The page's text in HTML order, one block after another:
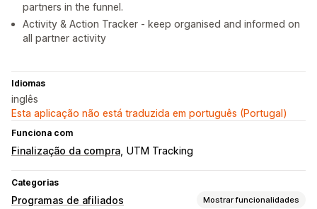
partners in the funnel.
Activity & Action Tracker - keep organised and informed on
all partner activity
Idiomas
inglês
Esta aplicação não está traduzida em português (Portugal)
Funciona com
Finalização da compra UTM Tracking
Categorias
Programas de afiliados Mostrar funcionalidades